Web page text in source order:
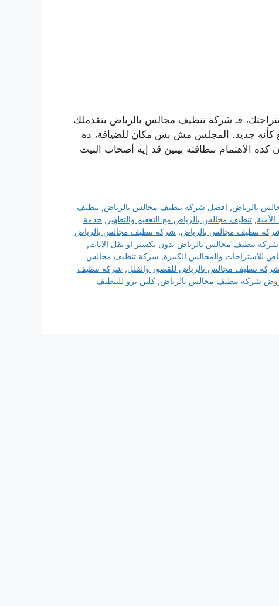
فـ شركة تنظيف مجالس بالرياض بتقدملك
كأنه جديد. المجلس مش بس مكان للضيافة، ده
الاهتمام بنظافته بيبين قد إيه أصحاب البيت
بالرياض, افضل شركة تنظيف مجالس بالرياض,تنظيف
, تنظيف مجالس بالرياض مع التعقيم والتطهير , خدمة
تنظيف مجالس بالرياض, شركة تنظيف مجالس بالرياض
شركة تنظيف مجالس بالرياض بدون تكسير او نقل الاثاث,
للاستراحات والمجالس الكبيرة, شركة تنظيف مجالس
شركة تنظيف مجالس بالرياض للقصور والفلل, شركة تنظيف
شركة تنظيف مجالس بالرياض, كلين برو للتنظيف